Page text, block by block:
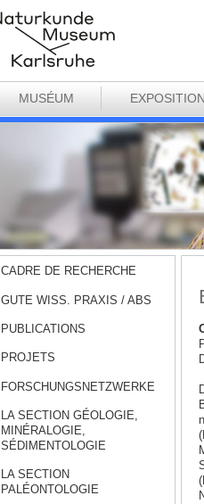
MUSÉUM
CADRE DE RECHERCHE
GUTE WISS. PRAXIS / ABS
PUBLICATIONS
PROJETS
FORSCHUNGSNETZWERKE
LA SECTION GÉOLOGIE,
MINÉRALOGIE,
SÉDIMENTOLOGIE
LA SECTION
PALÉONTOLOGIE